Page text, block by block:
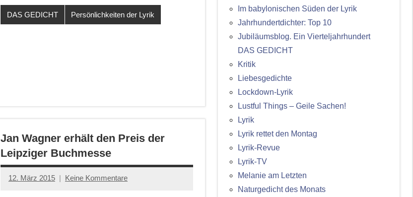
DAS GEDICHT Persönlichkeiten der Lyrik
Jan Wagner erhält den Preis der
Leipziger Buchmesse
12. März 2015
Anton
Keine Kommentare
Im babylonischen Süden der Lyrik
Jahrhundertdichter: Top 10
Jubiläumsblog. Ein Vierteljahrhundert
DAS GEDICHT
Kritik
Liebesgedichte
Lockdown-Lyrik
Lustful Things – Geile Sachen!
Lyrik
Lyrik rettet den Montag
Lyrik-Revue
Lyrik-TV
Melanie am Letzten
Naturgedicht des Monats